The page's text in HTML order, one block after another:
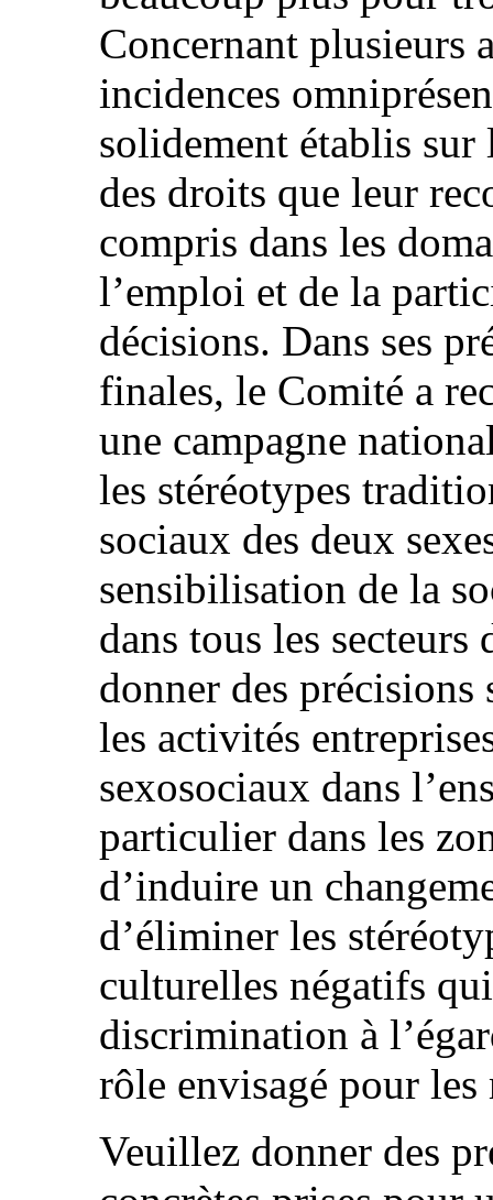
Concernant plusieurs
incidences
solidement établis sur
des droits que leur
compris dans les
l’emploi et de la
décisions. Dans ses
finales, le Comité a
une campagne
les stéréotypes
sociaux des deux
sensibilisation de la
dans tous les
donner des précisions
les activités
sexosociaux dans
particulier dans les
d’induire un
d’éliminer les
culturelles négatifs
discrimination à
rôle envisagé pour les
Veuillez donner des